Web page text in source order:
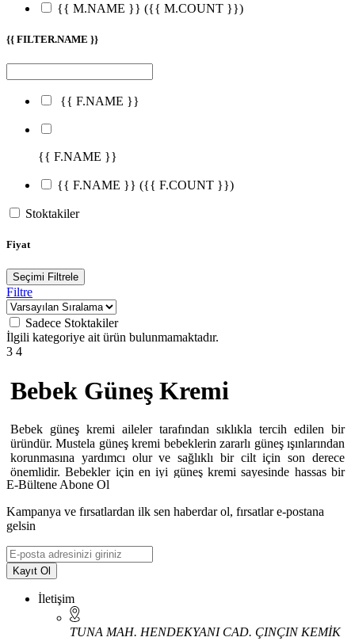
{{ M.NAME }} ({{ M.COUNT }})
{{ FILTER.NAME }}
{{ F.NAME }}
{{ F.NAME }}
{{ F.NAME }} ({{ F.COUNT }})
Stoktakiler
Fiyat
Seçimi Filtrele
Filtre
Sadece Stoktakiler
İlgili kategoriye ait ürün bulunmamaktadır.
3 4
Bebek Güneş Kremi
Bebek güneş kremi aileler tarafından sıklıkla tercih edilen bir
üründür. Mustela güneş kremi bebeklerin zararlı güneş ışınlarından
korunmasına yardımcı olur ve sağlıklı bir cilt için son derece
önemlidir. Bebekler için en iyi güneş kremi sayesinde hassas bir
cilde sahip olan çocuklarınıza gerekli korumayı sağlayabilirsiniz.
Bebek güneş kremi tavsiye sayesinde güneşli günlerde
bebeklerinizin zararlı ışınlardan korunmasına yardımcı olabilirsiniz.
çocuklarınızı güneşe çıkarabilirsiniz. En iyi çocuk güneş kremi
sprey ya da krem formda olabilir. Krem olarak uygulanan ürünleri
olabilir. Bu sebeple geliştirilen sprey formda ürünler güneşten
korunma deneyimini daha eğlenceli hale getirir.
E-Bültene Abone Ol
Kampanya ve fırsatlardan ilk sen haberdar ol, fırsatlar e-postana
gelsin
Kayıt Ol
İletişim
TUNA MAH. HENDEKYANI CAD. ÇINÇIN KEMİK